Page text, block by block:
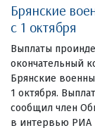
Брянские
с 1 октября
Выплаты
окончательный
Брянские
1 октября.
сообщил член
в интервью РИА